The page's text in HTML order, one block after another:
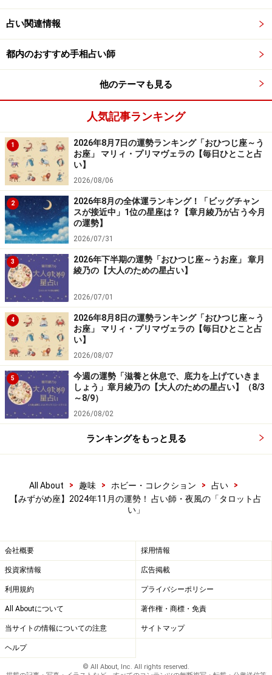
占い関連情報
都内のおすすめ手相占い師
他のテーマも見る
人気記事ランキング
1
2026年8月7日の運勢ランキング「おひつじ座～う
お座」 マリィ・プリマヴェラの【毎日ひとこと占
い】
2026/08/06
2
2026年8月の全体運ランキング！「ビッグチャン
スが接近中」1位の星座は？【章月綾乃が占う今月
の運勢】
2026/07/31
3
2026年下半期の運勢「おひつじ座～うお座」 章月
綾乃の【大人のための星占い】
2026/07/01
4
2026年8月8日の運勢ランキング「おひつじ座～う
お座」 マリィ・プリマヴェラの【毎日ひとこと占
い】
2026/08/07
5
今週の運勢「滋養と休息で、底力を上げていきま
しょう」章月綾乃の【大人のための星占い】（8/3
～8/9）
2026/08/02
ランキングをもっと見る
All About > 趣味 > ホビー・コレクション > 占い
>
【みずがめ座】2024年11月の運勢！ 占い師・夜風の「タロット占
い」
会社概要 採用情報
投資家情報 広告掲載
利用規約 プライバシーポリシー
All Aboutについて 著作権・商標・免責
当サイトの情報についての注意 サイトマップ
ヘルプ
© All About, Inc. All rights reserved.